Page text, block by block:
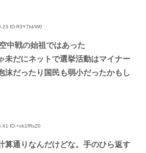
ID:R3Y7Id/W0
中戦の始祖ではあった
未だにネットで選挙活動はマイナー
沫だったり国民も弱小だったかもし
ID:+ok1fRxZ0
算通りなんだけどな。手のひら返す